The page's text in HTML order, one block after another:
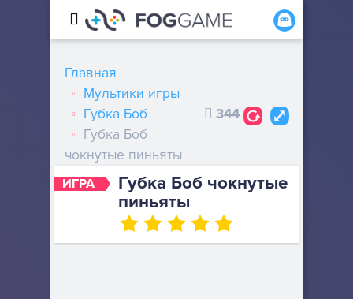
ИГРА
Губка Боб чокнутые
пиньяты
Главная
Мультики игры
Губка Боб
Губка Боб
чокнутые пиньяты
344